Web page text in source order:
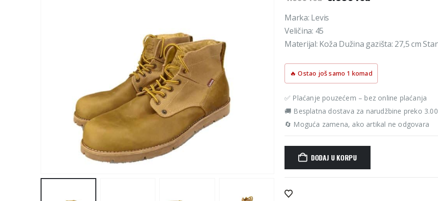
cena
je
4.590 rsd.
cena
Marka: Levis
Veličina: 45
Materijal: Koža Dužina gazišta: 27,5 cm
🔥 Ostao još samo 1 komad
✅ Plaćanje pouzećem – bez online plaćanja
🚚 Besplatna dostava za narudžbine preko
🔄 Moguća zamena, ako artikal ne odgovara
DODAJ U KORPU
Alternative: